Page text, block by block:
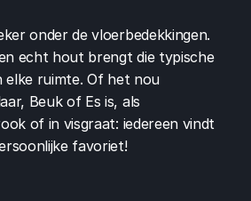
onder de vloerbedekkingen.
echt hout brengt die typische
elke ruimte. Of het nou
Beuk of Es is, als
of in visgraat: iedereen vindt
favoriet!